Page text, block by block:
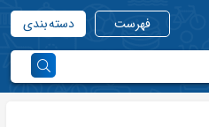
فهرست دسته بندی